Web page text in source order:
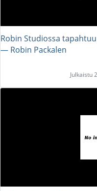
Robin Studiossa
― Robin Packalen
Julkaistu